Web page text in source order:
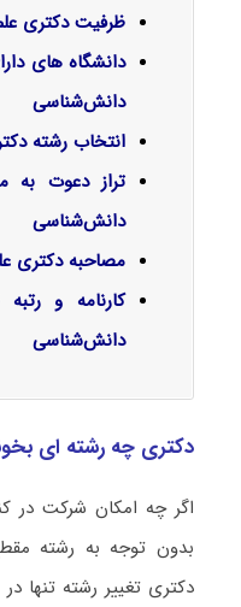
ظرفیت دکتری
دانشگاه های
دانش‌شناسی
انتخاب رشته
تراز دعوت به
دانش‌شناسی
مصاحبه دکتری
کارنامه و
دانش‌شناسی
دکتری چه رشته ای
اگر چه امکان شرکت در
بدون توجه به رشته
دکتری تغییر رشته تنها